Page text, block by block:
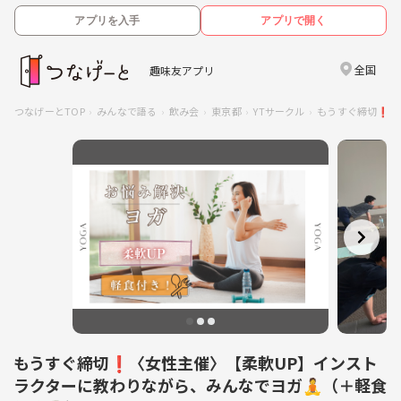
アプリを入手 アプリで開く
趣味友アプリ 全国
つなげーとTOP みんなで語る 飲み会 東京都 YTサークル もうすぐ締切❗️
もうすぐ締切❗️〈女性主催〉【柔軟UP】インスト
ラクターに教わりながら、みんなでヨガ🧘（＋軽食